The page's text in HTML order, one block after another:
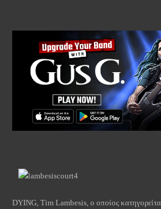
DYING, Tim Lambesis, ο οποίος